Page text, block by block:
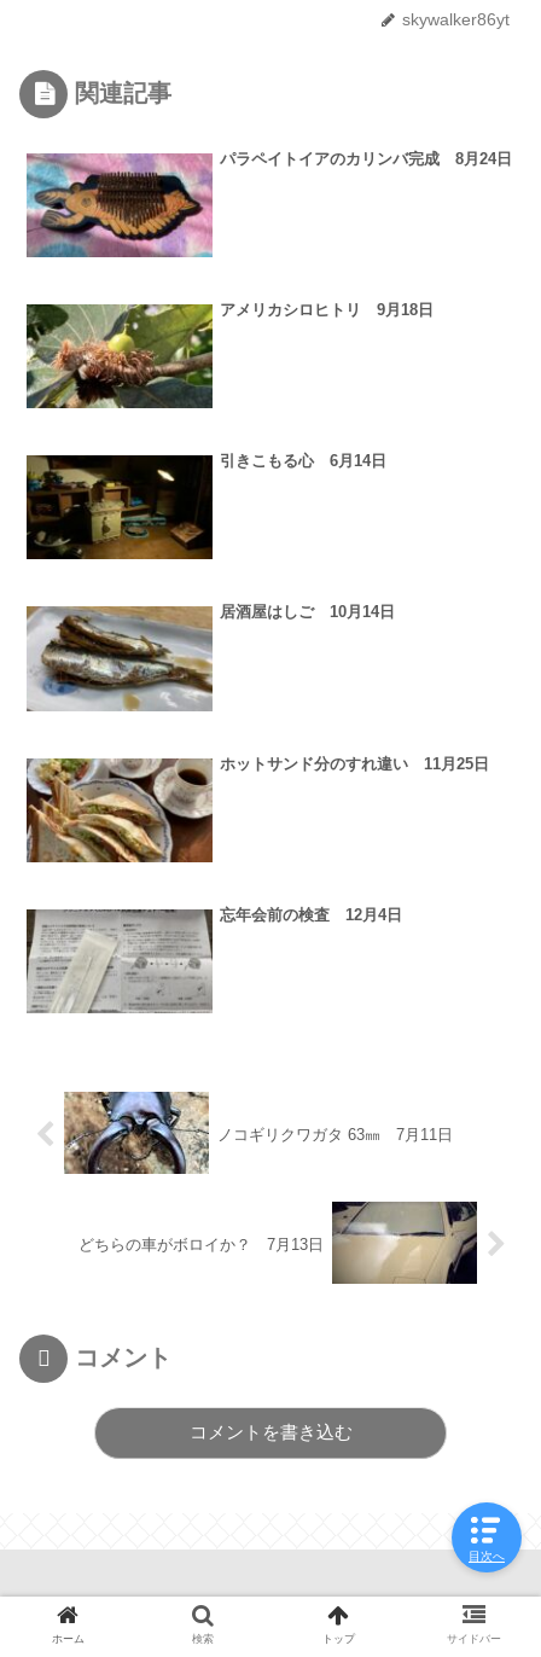
skywalker86yt
関連記事
パラペイトイアのカリンバ完成 8月24日
アメリカシロヒトリ 9月18日
引きこもる心 6月14日
居酒屋はしご 10月14日
ホットサンド分のすれ違い 11月25日
忘年会前の検査 12月4日
ノコギリクワガタ 63㎜ 7月11日
どちらの車がボロイか？ 7月13日
コメント
コメントを書き込む
© 2022 ひまうじろぐ.
ホーム 検索 トップ サイドバー
目次へ